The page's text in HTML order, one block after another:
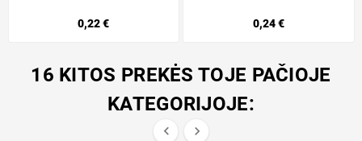
0,22 € 0,24 €
16 KITOS PREKĖS TOJE PAČIOJE
KATEGORIJOJE:
 